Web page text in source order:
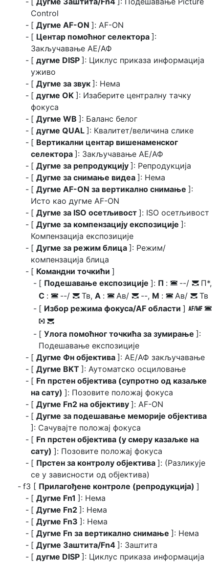
Control
[ Дугме AF-ON ]: AF-ON
[ Центар помоћног селектора ]:
Закључавање АЕ/АФ
[ дугме DISP ]: Циклус приказа информација
уживо
[ Дугме за звук ]: Нема
[ дугме OK ]: Изаберите централну тачку
фокуса
[ Дугме WB ]: Баланс белог
[ дугме QUAL ]: Квалитет/величина слике
[ Вертикални центар вишенаменског
селектора ]: Закључавање АЕ/АФ
[ Дугме за репродукцију ]: Репродукција
[ Дугме за снимање видеа ]: Нема
[ Дугме AF-ON за вертикално снимање ]:
Исто као дугме AF-ON
[ Дугме за ISO осетљивост ]: ISO осетљивост
[ Дугме за компензацију експозиције ]:
Компензација експозиције
[ Дугме за режим блица ]: Режим/
компензација блица
[ Командни точкићи ]
[ Подешавање експозиције ]: П : 3 --/ y П*,
С : 3 --/ y Тв, А : 3 Ав/ y --, М : 3 Ав/ y Тв
[ Избор режима фокуса/AF области ] s 3
t y
[ Улога помоћног точкића за зумирање ]:
Подешавање експозиције
[ Дугме Фн објектива ]: АЕ/АФ закључавање
[ Дугме BKT ]: Аутоматско осциловање
[ Fn прстен објектива (супротно од казаљке
на сату) ]: Позовите положај фокуса
[ Дугме Fn2 на објективу ]: AF-ON
[ Дугме за подешавање меморије објектива
]: Сачувајте положај фокуса
[ Fn прстен објектива (у смеру казаљке на
сату) ]: Позовите положај фокуса
[ Прстен за контролу објектива ]: (Разликује
се у зависности од објектива)
f3 [ Прилагођене контроле (репродукција) ]
[ Дугме Fn1 ]: Нема
[ Дугме Fn2 ]: Нема
[ Дугме Fn3 ]: Нема
[ Дугме Fn за вертикално снимање ]: Нема
[ Дугме Заштита/Fn4 ]: Заштита
[ дугме DISP ]: Циклус приказа информација